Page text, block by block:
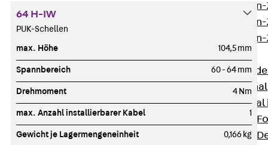
Bodenkanäle
Zurück
BK Bodenkanal
KLK
Bodenkanal-
Bodenkanal-
64 H-IW
PUK-Schellen
max. Höhe 104,5 mm
Spannbereich 60 - 64 mm
Drehmoment 4 Nm
max. Anzahl installierbarer Kabel 1
Gewicht je Lagermengeneinheit 0,166 kg